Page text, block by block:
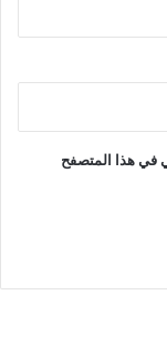
في هذا المتصفح